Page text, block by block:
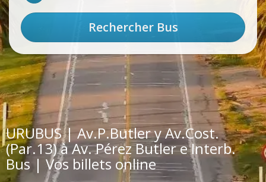
URUBUS | Av.P.Butler y Av.Cost.
(Par.13) à Av. Pérez Butler e Interb.
Bus | Vos billets online